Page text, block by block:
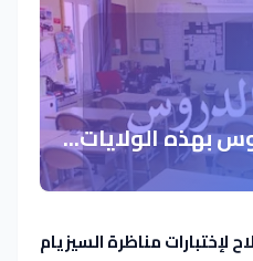
بهذه الولايات...
محاولة إصلاح لإختبارات مناظرة السيزيام